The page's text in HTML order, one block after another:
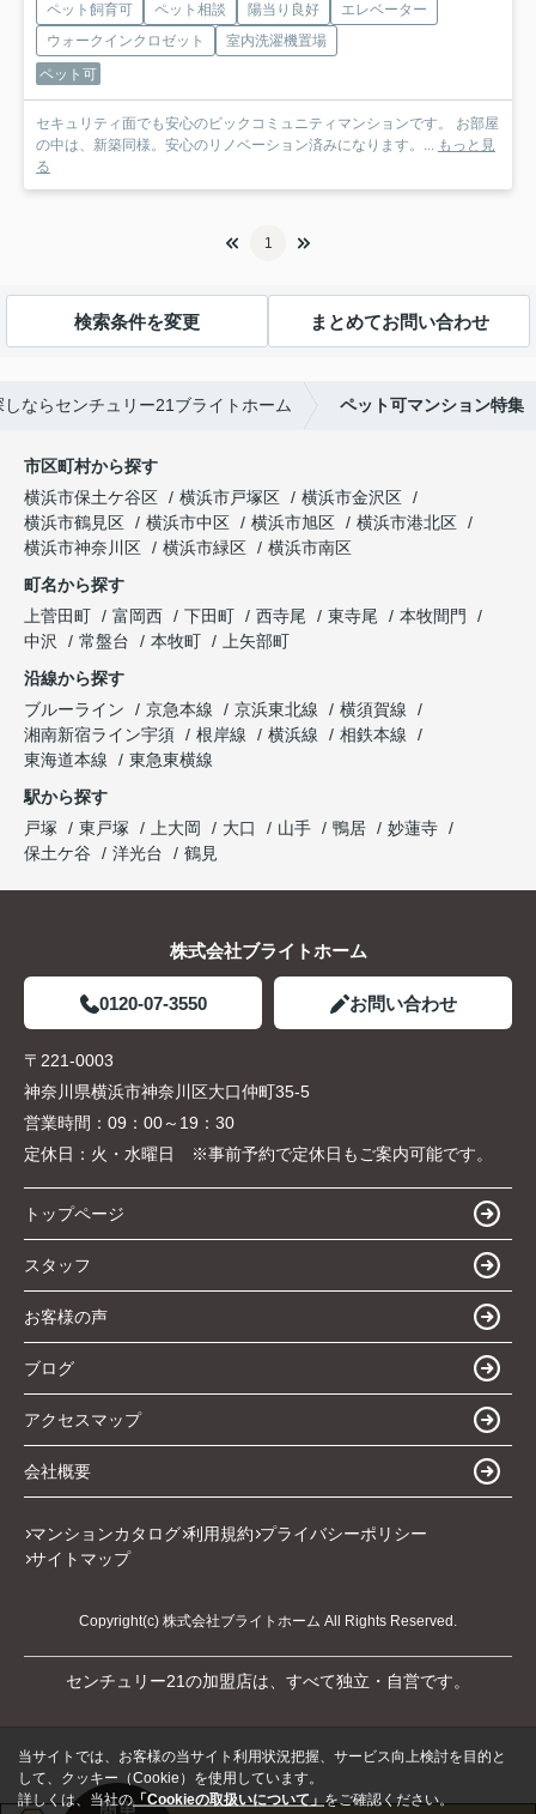
ペット飼育可 ペット相談 陽当り良好
エレベーター
ウォークインクロゼット
室内洗濯機置場
ペット可
セキュリティ面でも安心のビックコミュニティマンションです。 お部屋
の中は、新築同様。安心のリノベーション済みになります。... もっと見
る
1
検索条件を変更 まとめてお問い合わせ
ならセンチュリー21ブライトホーム ペット可マンション特集
市区町村から探す
横浜市保土ケ谷区
横浜市戸塚区
横浜市金沢区
横浜市鶴見区
横浜市中区 横浜市旭区
横浜市港北区
横浜市神奈川区
横浜市緑区
横浜市南区
町名から探す
上菅田町
富岡西 下田町 西寺尾 東寺尾
本牧間門
中沢
常盤台 本牧町
上矢部町
沿線から探す
ブルーライン
京急本線 京浜東北線
横須賀線
湘南新宿ライン宇須
根岸線 横浜線
相鉄本線
東海道本線
東急東横線
駅から探す
戸塚
東戸塚 上大岡 大口 山手 鴨居
妙蓮寺
保土ケ谷
洋光台 鶴見
株式会社ブライトホーム
0120-07-3550 お問い合わせ
〒221-0003
神奈川県横浜市神奈川区大口仲町35-5
営業時間： 09：00～19：30
定休日： 火・水曜日 ※事前予約で定休日もご案内可能です。
トップページ
スタッフ
お客様の声
ブログ
アクセスマップ
会社概要
マンションカタログ 利用規約 プライバシーポリシー
サイトマップ
Copyright(c) 株式会社ブライトホーム All Rights Reserved.
センチュリー21の加盟店は、すべて独立・自営です。
当サイトでは、お客様の当サイト利用状況把握、サービス向上検討を目的と
して、クッキー（Cookie）を使用しています。
詳しくは、当社の「Cookieの取扱いについて」をご確認ください。